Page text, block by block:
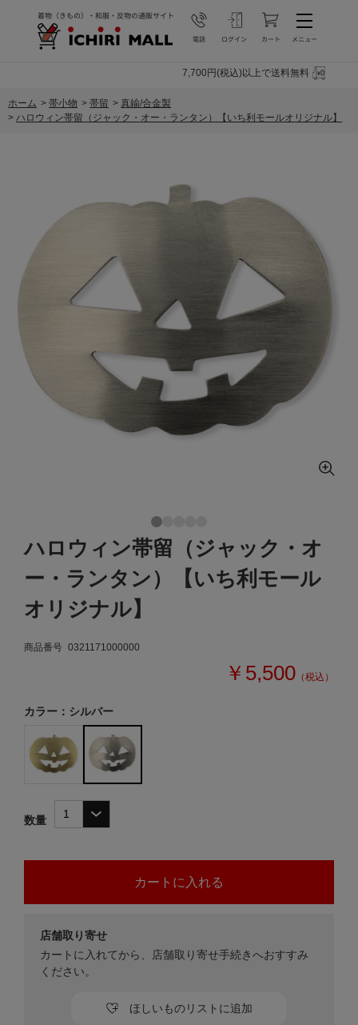
7,700円(税込)以上で送料無料
ホーム > 帯小物 > 帯留 > 真鍮/合金製
> ハロウィン帯留（ジャック・オー・ランタン）【いち利モールオリジナル】
ハロウィン帯留（ジャック・オ
ー・ランタン）【いち利モール
オリジナル】
商品番号 0321171000000
￥5,500 （税込）
カラー：シルバー
数量
ほしいものリストに追加
店舗取り寄せ
カートに入れてから、店舗取り寄せ手続きへおすすみ
ください。